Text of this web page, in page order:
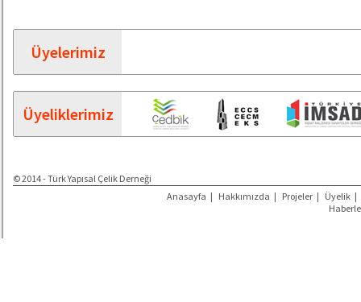
Üyelerimiz
Üyeliklerimiz
© 2014 - Türk Yapısal Çelik Derneği
Anasayfa | Hakkımızda | Projeler | Üyelik |